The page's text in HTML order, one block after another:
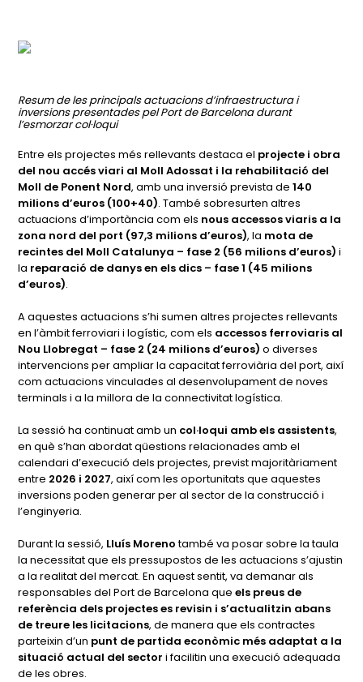
Resum de les principals actuacions d’infraestructura i
inversions presentades pel Port de Barcelona durant
l’esmorzar col·loqui
Entre els projectes més rellevants destaca el projecte i obra
del nou accés viari al Moll Adossat i la rehabilitació del
Moll de Ponent Nord, amb una inversió prevista de140
milions d’euros (100+40). També sobresurten altres
actuacions d’importància com els nous accessos viaris a la
zona nord del port (97,3 milions d’euros), la mota de
recintes del Moll Catalunya – fase 2 (56 milions d’euros) i
la reparació de danys en els dics – fase 1 (45 milions
d’euros).
A aquestes actuacions s’hi sumen altres projectes rellevants
en l’àmbit ferroviari i logístic, com els accessos ferroviaris al
Nou Llobregat – fase 2 (24 milions d’euros) o diverses
intervencions per ampliar la capacitat ferroviària del port, així
com actuacions vinculades al desenvolupament de noves
terminals i a la millora de la connectivitat logística.
La sessió ha continuat amb un col·loqui amb els assistents,
en què s’han abordat qüestions relacionades amb el
calendari d’execució dels projectes, previst majoritàriament
entre 2026 i 2027, així com les oportunitats que aquestes
inversions poden generar per al sector de la construcció i
l’enginyeria.
Durant la sessió, Lluís Morenotambé va posar sobre la taula
la necessitat que els pressupostos de les actuacions s’ajustin
a la realitat del mercat. En aquest sentit, va demanar als
responsables del Port de Barcelona queels preus de
referència dels projectes es revisin i s’actualitzin abans
de treure les licitacions, de manera que els contractes
parteixin d’un punt de partida econòmic més adaptat a la
situació actual del sector i facilitin una execució adequada
de les obres.